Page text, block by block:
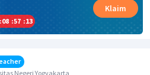
:08 :57 :13
Klaim
Negeri Yogyakarta